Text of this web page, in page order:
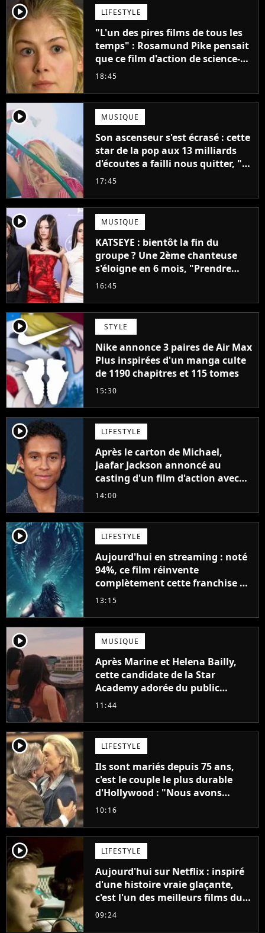
player2 LIFESTYLE
"L'un des pires films de tous les
temps" : Rosamund Pike pensait
que ce film d'action de science-
fiction avec Dwayne Johnson
18:45
player2 MUSIQUE
Son ascenseur s'est écrasé : cette
star de la pop aux 13 milliards
d'écoutes a failli nous quitter, "Je
pensais ne plus jamais chanter"
17:45
player2 MUSIQUE
KATSEYE : bientôt la fin du
groupe ? Une 2ème chanteuse
s'éloigne en 6 mois, "Prendre
cette décision n’a pas été facile"
16:45
player2 STYLE
Nike annonce 3 paires de Air Max
Plus inspirées d'un manga culte
de 1190 chapitres et 115 tomes
15:30
player2 LIFESTYLE
Après le carton de Michael,
Jaafar Jackson annoncé au
casting d'un film d'action avec
Will Smith
14:00
player2 LIFESTYLE
Aujourd'hui en streaming : noté
94%, ce film réinvente
complètement cette franchise de
science-fiction vieille de 40 ans
13:15
player2 MUSIQUE
Après Marine et Helena Bailly,
cette candidate de la Star
Academy adorée du public
annonce son premier album,
11:44
player2 LIFESTYLE
Ils sont mariés depuis 75 ans,
c'est le couple le plus durable
d'Hollywood : "Nous avons
avancé jour après jour, et les
décennies"
10:16
player2 LIFESTYLE
Aujourd'hui sur Netflix : inspiré
d'une histoire vraie glaçante,
c'est l'un des meilleurs films du
21ème siècle
09:24